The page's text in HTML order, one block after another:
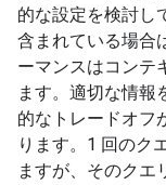
的な設定を検討し
含まれている場合
ーマンスはコンテ
ます。適切な情報
的なトレードオフ
ります。1 回のク
ますが、そのクエ